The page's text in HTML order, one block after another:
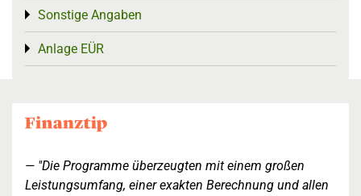
Sonstige Angaben
Toggle menu
Anlage EÜR
Toggle menu
"Die Programme überzeugten mit einem großen
Leistungsumfang, einer exakten Berechnung und allen